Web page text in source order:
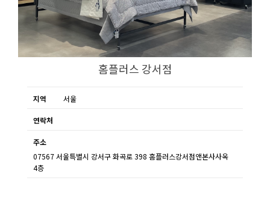
홈플러스 강서점
지역 서울
연락처
주소
07567 서울특별시 강서구 화곡로 398 홈플러스강서점앤본사사옥
4층